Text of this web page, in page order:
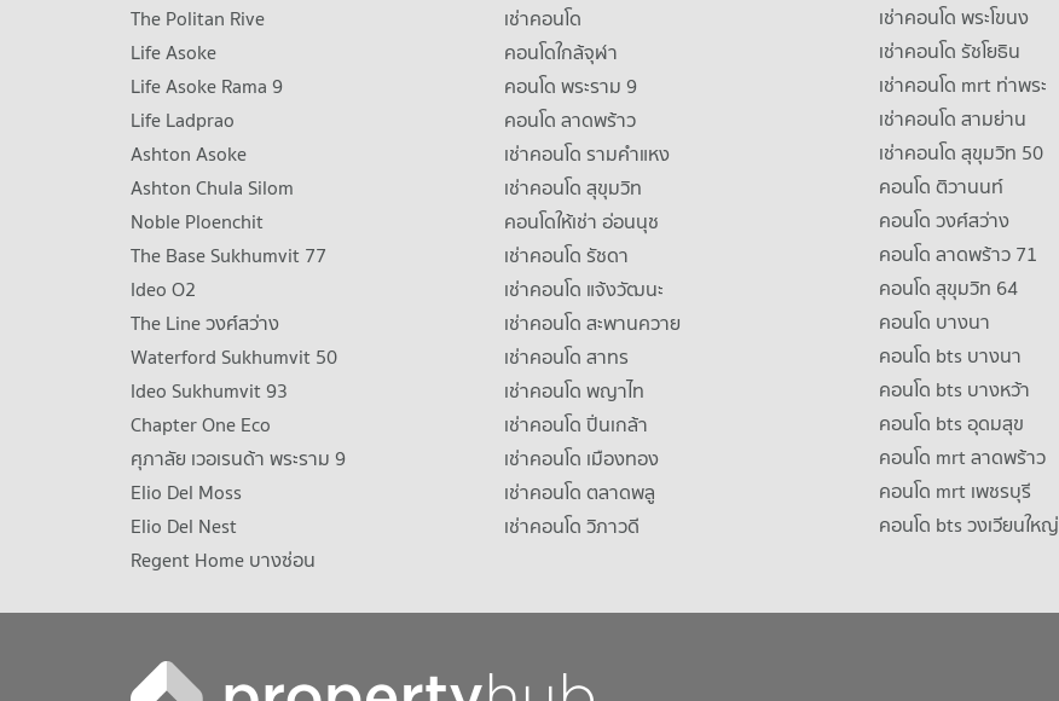
The Politan Rive
Life Asoke
Life Asoke Rama 9
Life Ladprao
Ashton Asoke
Ashton Chula Silom
Noble Ploenchit
The Base Sukhumvit 77
Ideo O2
The Line วงศ์สว่าง
Waterford Sukhumvit 50
Ideo Sukhumvit 93
Chapter One Eco
ศุภาลัย เวอเรนด้า พระราม 9
Elio Del Moss
Elio Del Nest
Regent Home บางซ่อน
เช่าคอนโด
คอนโดใกล้จุฬา
คอนโด พระราม 9
คอนโด ลาดพร้าว
เช่าคอนโด รามคําแหง
เช่าคอนโด สุขุมวิท
คอนโดให้เช่า อ่อนนุช
เช่าคอนโด รัชดา
เช่าคอนโด แจ้งวัฒนะ
เช่าคอนโด สะพานควาย
เช่าคอนโด สาทร
เช่าคอนโด พญาไท
เช่าคอนโด ปิ่นเกล้า
เช่าคอนโด เมืองทอง
เช่าคอนโด ตลาดพลู
เช่าคอนโด วิภาวดี
เช่าคอนโด พระโขนง
เช่าคอนโด รัชโยธิน
เช่าคอนโด mrt ท่าพระ
เช่าคอนโด สามย่าน
เช่าคอนโด สุขุมวิท 50
คอนโด ติวานนท์
คอนโด วงศ์สว่าง
คอนโด ลาดพร้าว 71
คอนโด สุขุมวิท 64
คอนโด บางนา
คอนโด bts บางนา
คอนโด bts บางหว้า
คอนโด bts อุดมสุข
คอนโด mrt ลาดพร้าว
คอนโด mrt เพชรบุรี
คอนโด bts วงเวียนใหญ่